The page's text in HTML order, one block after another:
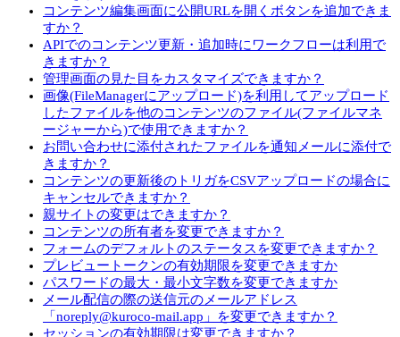
コンテンツ編集画面に公開URLを開くボタンを追加できま
すか？
APIでのコンテンツ更新・追加時にワークフローは利用で
きますか？
管理画面の見た目をカスタマイズできますか？
画像(FileManagerにアップロード)を利用してアップロード
したファイルを他のコンテンツのファイル(ファイルマネ
ージャーから)で使用できますか？
お問い合わせに添付されたファイルを通知メールに添付で
きますか？
コンテンツの更新後のトリガをCSVアップロードの場合に
キャンセルできますか？
親サイトの変更はできますか？
コンテンツの所有者を変更できますか？
フォームのデフォルトのステータスを変更できますか？
プレビュートークンの有効期限を変更できますか
パスワードの最大・最小文字数を変更できますか
メール配信の際の送信元のメールアドレス
「noreply@kuroco-mail.app」を変更できますか？
セッションの有効期限は変更できますか？